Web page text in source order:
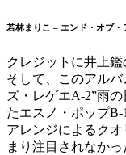
若林まりこ – エンド・オブ・
クレジットに井上
そして、このアル
ズ・レゲエA-2”雨
たエスノ・ポップB-
アレンジによるク
まり注目されなか